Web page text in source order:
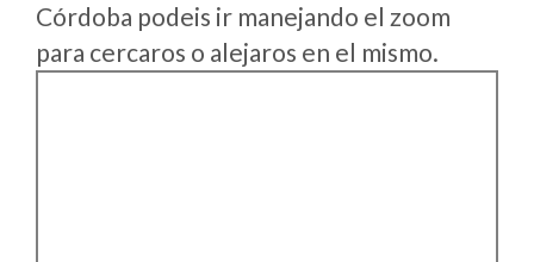
Córdoba podeis ir manejando el zoom
para cercaros o alejaros en el mismo.